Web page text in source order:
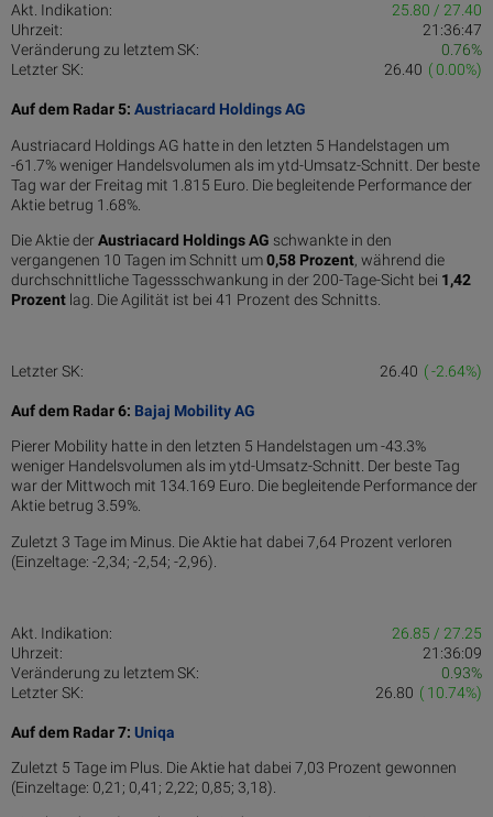
Akt. Indikation:
25.80 / 27.40
Uhrzeit:
21:36:47
Veränderung zu letztem SK:
0.76%
Letzter SK:
( 0.00%)
26.40
Auf dem Radar 5: Austriacard Holdings AG
Austriacard Holdings AG hatte in den letzten 5 Handelstagen um
-61.7% weniger Handelsvolumen als im ytd-Umsatz-Schnitt. Der beste
Tag war der Freitag mit 1.815 Euro. Die begleitende Performance der
Aktie betrug 1.68%.
Die Aktie derAustriacard Holdings AG schwankte in den
vergangenen 10 Tagen im Schnitt um0,58 Pro­zent, während die
durchschnittliche Tagessschwankung in der 200-Tage-Sicht bei 1,42
Prozent lag. Die Agilität ist bei 41 Prozent des Schnitts.
Letzter SK: ( -2.64%)
26.40
Auf dem Radar 6: Bajaj Mobility AG
Pierer Mobility hatte in den letzten 5 Handelstagen um -43.3%
weniger Handelsvolumen als im ytd-Umsatz-Schnitt. Der beste Tag
war der Mittwoch mit 134.169 Euro. Die begleitende Performance der
Aktie betrug 3.59%.
Zuletzt 3 Tage im Minus. Die Aktie hat dabei 7,64 Prozent verloren
(Einzeltage: -2,34; -2,54; -2,96).
Akt. Indikation:
26.85 / 27.25
Uhrzeit:
21:36:09
Veränderung zu letztem SK:
0.93%
Letzter SK:
( 10.74%)
26.80
Auf dem Radar 7: Uniqa
Zuletzt 5 Tage im Plus. Die Aktie hat dabei 7,03 Prozent gewonnen
(Einzeltage: 0,21; 0,41; 2,22; 0,85; 3,18).